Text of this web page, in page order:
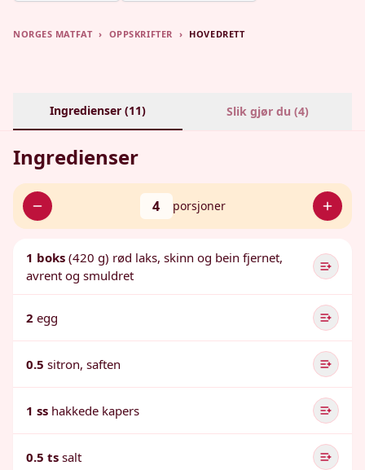
NORGES MATFAT › OPPSKRIFTER › HOVEDRETT
Ingredienser (11) Slik gjør du (4)
Ingredienser
4 porsjoner
1 boks (420 g) rød laks, skinn og bein fjernet,
avrent og smuldret
2 egg
0.5 sitron, saften
1 ss hakkede kapers
0.5 ts salt